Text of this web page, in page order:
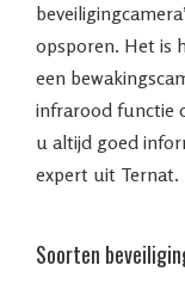
opsporen. Het is
een
infrarood functie
u altijd goed
expert uit Ternat.
Soorten